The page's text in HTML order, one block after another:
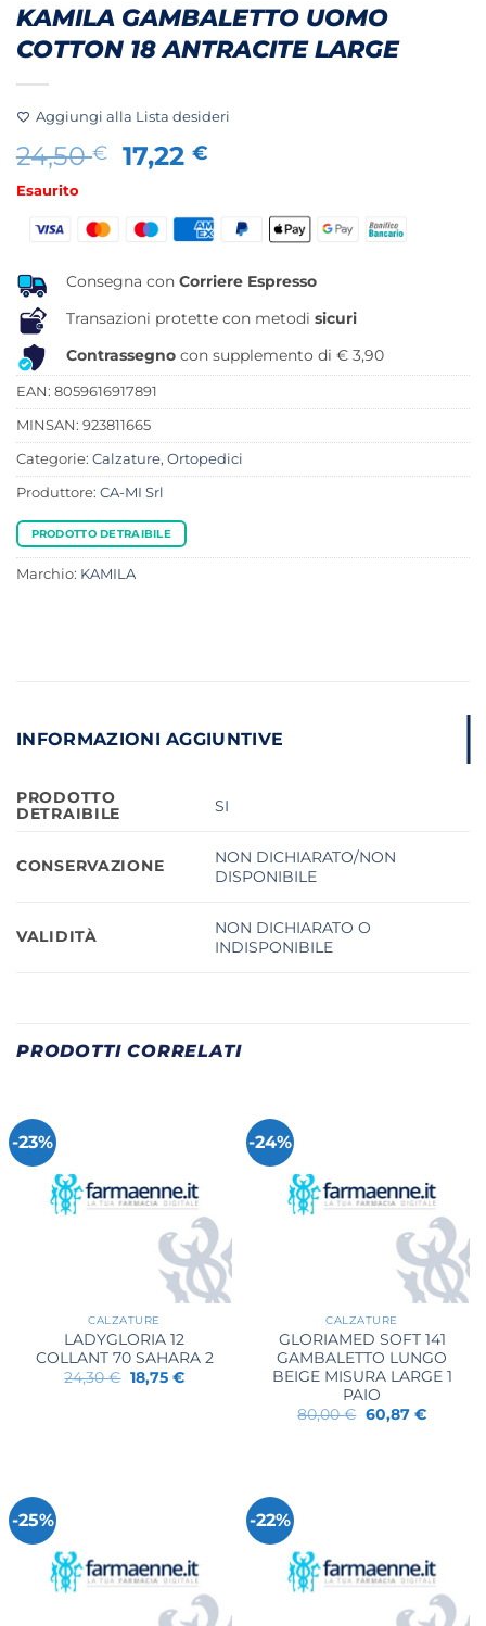
KAMILA GAMBALETTO UOMO
COTTON 18 ANTRACITE LARGE
Aggiungi alla Lista desideri
24,50€
Il
era:
17,22€
attuale
è:
Esaurito
Consegna con Corriere Espresso
Transazioni protette con metodi sicuri
Contrassegno con supplemento di € 3,90
EAN: 8059616917891
MINSAN: 923811665
Categorie: Calzature, Ortopedici
Produttore: CA-MI Srl
PRODOTTO DETRAIBILE
Marchio: KAMILA
INFORMAZIONI AGGIUNTIVE
PRODOTTO
DETRAIBILE
SI
CONSERVAZIONE
NON DICHIARATO/NON
DISPONIBILE
VALIDITÀ
NON DICHIARATO O
INDISPONIBILE
PRODOTTI CORRELATI
-23%
CALZATURE
LADYGLORIA 12
COLLANT 70 SAHARA 2
24,30€ Il
prezzo
18,75 €Il
-24%
CALZATURE
GLORIAMED SOFT 141
GAMBALETTO LUNGO
BEIGE MISURA LARGE 1
PAIO
80,00€ Il
prezzo
60,87 €Il
-25% -22%